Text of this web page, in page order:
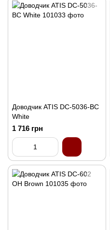
Доводчик ATIS DC-5036-BC
White
1 716 грн